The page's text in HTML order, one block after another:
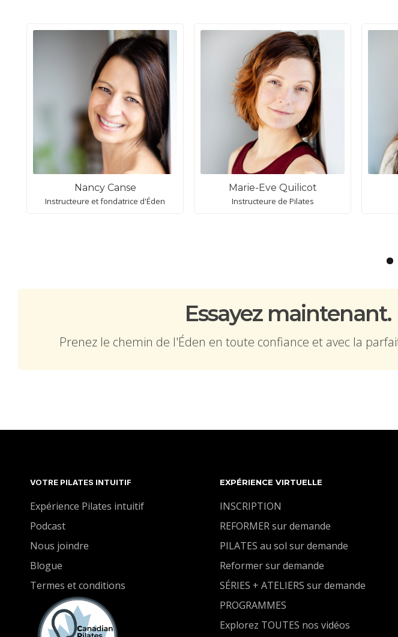
Nancy Canse
Instructeure et fondatrice d'Éden
Marie-Eve Quilicot
Instructeure de Pilates
Essayez maintenant.
Prenez le chemin de l'Éden en toute confiance et avec la
VOTRE PILATES INTUITIF
Expérience Pilates intuitif
Podcast
Nous joindre
Blogue
Termes et conditions
EXPÉRIENCE VIRTUELLE
INSCRIPTION
REFORMER sur demande
PILATES au sol sur demande
Reformer sur demande
SÉRIES + ATELIERS sur demande
PROGRAMMES
Explorez TOUTES nos vidéos